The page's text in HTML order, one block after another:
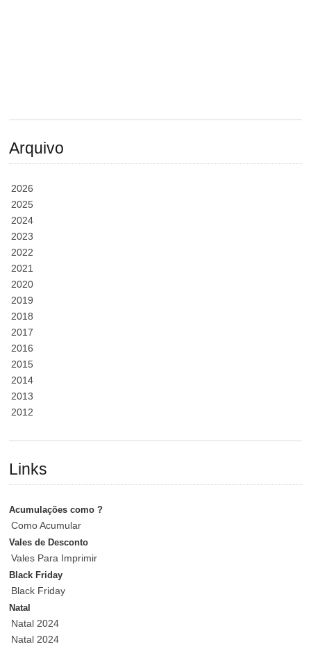
Arquivo
2026
2025
2024
2023
2022
2021
2020
2019
2018
2017
2016
2015
2014
2013
2012
Links
Acumulações como ?
Como Acumular
Vales de Desconto
Vales Para Imprimir
Black Friday
Black Friday
Natal
Natal 2024
Natal 2024